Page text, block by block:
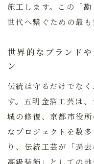
施工します。
この「
世代へ繋ぐための最も
世界的なブランド
ン
伝統は守るだけでな
す。五明金箔工芸は
城の修復、京都市役
なプロジェクトを数
り、伝統工芸が「過
高級装飾」としての